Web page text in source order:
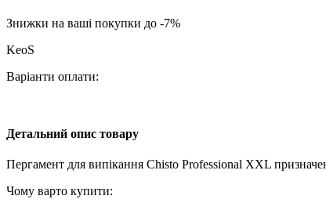
Знижки на ваші покупки до -7%
KeoS
Варіанти оплати:
Детальний опис товару
Пергамент для випікання Chisto Professional XXL
Чому варто купити: